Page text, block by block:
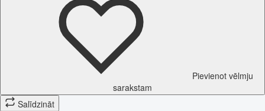
Pievienot vēlmju
sarakstam
Salīdzināt